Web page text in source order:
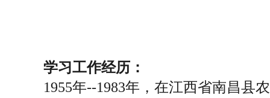
学习工作经历：
1955年--1983年，在江西省南昌县